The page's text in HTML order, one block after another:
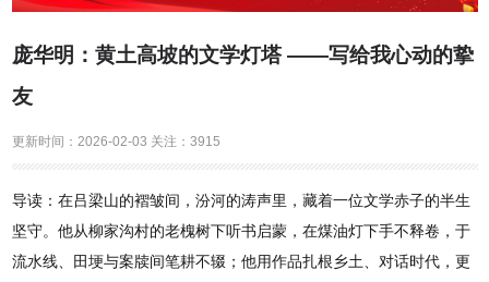
庞华明：黄土高坡的文学灯塔 ——写给我心动的挚
友
更新时间： 2026-02-03 关注： 3915
导读：在吕梁山的褶皱间，汾河的涛声里，藏着一位文学赤子的半生
坚守。他从柳家沟村的老槐树下听书启蒙，在煤油灯下手不释卷，于
流水线、田埂与案牍间笔耕不辍；他用作品扎根乡土、对话时代，更